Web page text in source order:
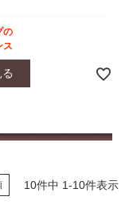
の
ス
10件中 1-10件表示